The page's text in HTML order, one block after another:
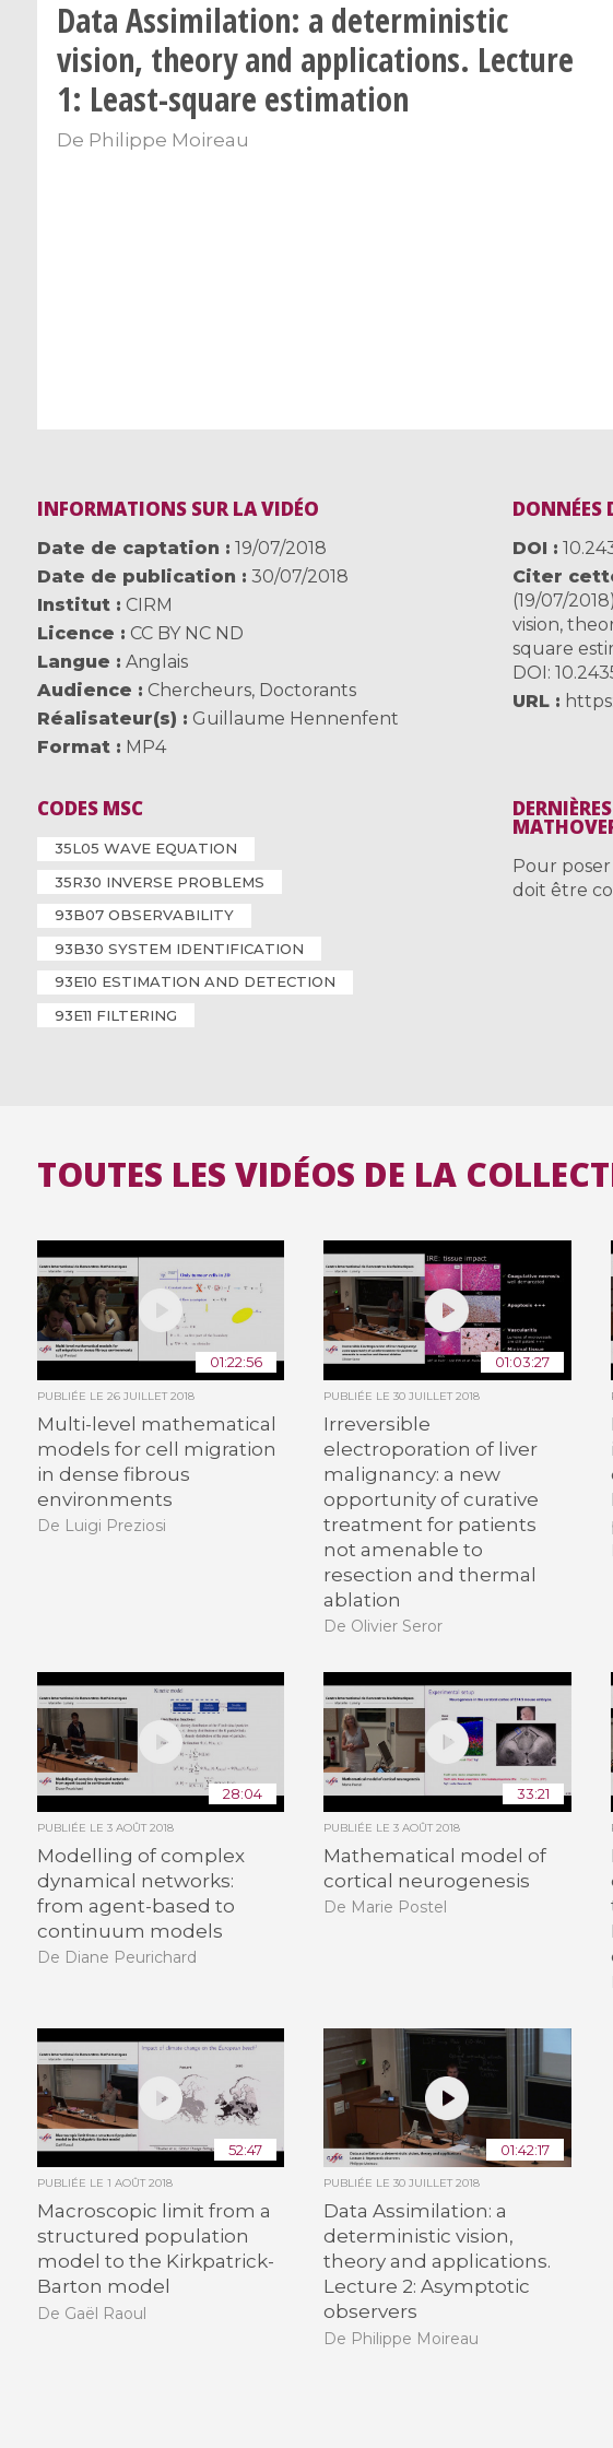
Data Assimilation: a deterministic
vision, theory and applications. Lecture
1: Least-square estimation
De Philippe Moireau
INFORMATIONS SUR LA VIDÉO
Date de captation
19/07/2018
Date de publication
30/07/2018
Institut
CIRM
Licence
CC BY NC ND
Langue
Anglais
Audience
Chercheurs, Doctorants
Réalisateur(s)
Guillaume Hennenfent
Format
MP4
DONNÉES
DOI
Citer
(19/07/
vision,
square
DOI:
URL
CODES MSC
35L05 WAVE EQUATION
35R30 INVERSE PROBLEMS
93B07 OBSERVABILITY
93B30 SYSTEM IDENTIFICATION
93E10 ESTIMATION AND DETECTION
93E11 FILTERING
Pour
doit être
TOUTES LES VIDÉOS DE LA
01:22:56
PUBLIÉE LE 26 JUILLET 2018
Multi-level mathematical
models for cell migration
in dense fibrous
environments
De Luigi Preziosi
01:03:27
PUBLIÉE LE30 JUILLET 2018
Irreversible
electroporation of liver
malignancy: a new
opportunity of curative
treatment for patients
not amenable to
resection and thermal
ablation
De Olivier Seror
28:04
PUBLIÉE LE 3 AOÛT 2018
Modelling of complex
dynamical networks:
from agent-based to
continuum models
De Diane Peurichard
33:21
PUBLIÉE LE3 AOÛT 2018
Mathematical model of
cortical neurogenesis
De Marie Postel
52:47
PUBLIÉE LE 1 AOÛT 2018
Macroscopic limit from a
structured population
model to the Kirkpatrick-
Barton model
De Gaël Raoul
01:42:17
PUBLIÉE LE30 JUILLET 2018
Data Assimilation: a
deterministic vision,
theory and applications.
Lecture 2: Asymptotic
observers
De Philippe Moireau